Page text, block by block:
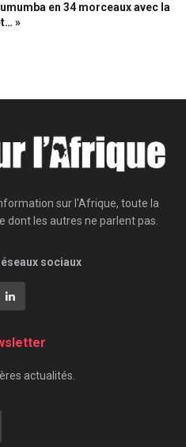
en 34 morceaux avec la
»
sur l'Afrique, toute la
dont les autres ne parlent pas.
sociaux
actualités.